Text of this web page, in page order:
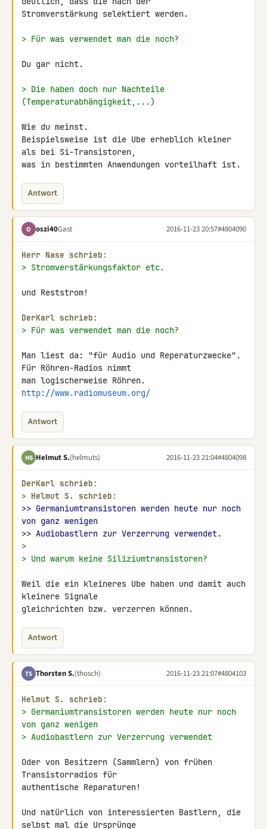
Stromverstärkung selektiert werden.
> Für was verwendet man die noch?
Du gar nicht.
> Die haben doch nur Nachteile
(Temperaturabhängigkeit,...)
Wie du meinst.
Beispielsweise ist die Ube erheblich kleiner
als bei Si-Transistoren,
was in bestimmten Anwendungen vorteilhaft ist.
Antwort
O oszi40Gast 2016-11-23 20:57#4804090
Herr Nase schrieb:
> Stromverstärkungsfaktor etc.
und Reststrom!
DerKarl schrieb:
> Für was verwendet man die noch?
Man liest da: "für Audio und Reperaturzwecke".
Für Röhren-Radios nimmt
http://www.radiomuseum.org/
Antwort
HS Helmut S.(helmuts) 2016-11-23 21:04#4804098
DerKarl schrieb:
> Helmut S. schrieb:
>> Germaniumtransistoren werden heute nur noch
von ganz wenigen
>> Audiobastlern zur Verzerrung verwendet.
>
> Und warum keine Siliziumtransistoren?
Weil die ein kleineres Ube haben und damit auch
kleinere Signale
gleichrichten bzw. verzerren können.
Antwort
TS Thorsten S.(thosch) 2016-11-23 21:07#4804103
Helmut S. schrieb:
> Germaniumtransistoren werden heute nur noch
von ganz wenigen
> Audiobastlern zur Verzerrung verwendet
Oder von Besitzern (Sammlern) von frühen
Transistorradios für
authentische Reparaturen!
Und natürlich von interessierten Bastlern, die
selbst mal die Ursprünge